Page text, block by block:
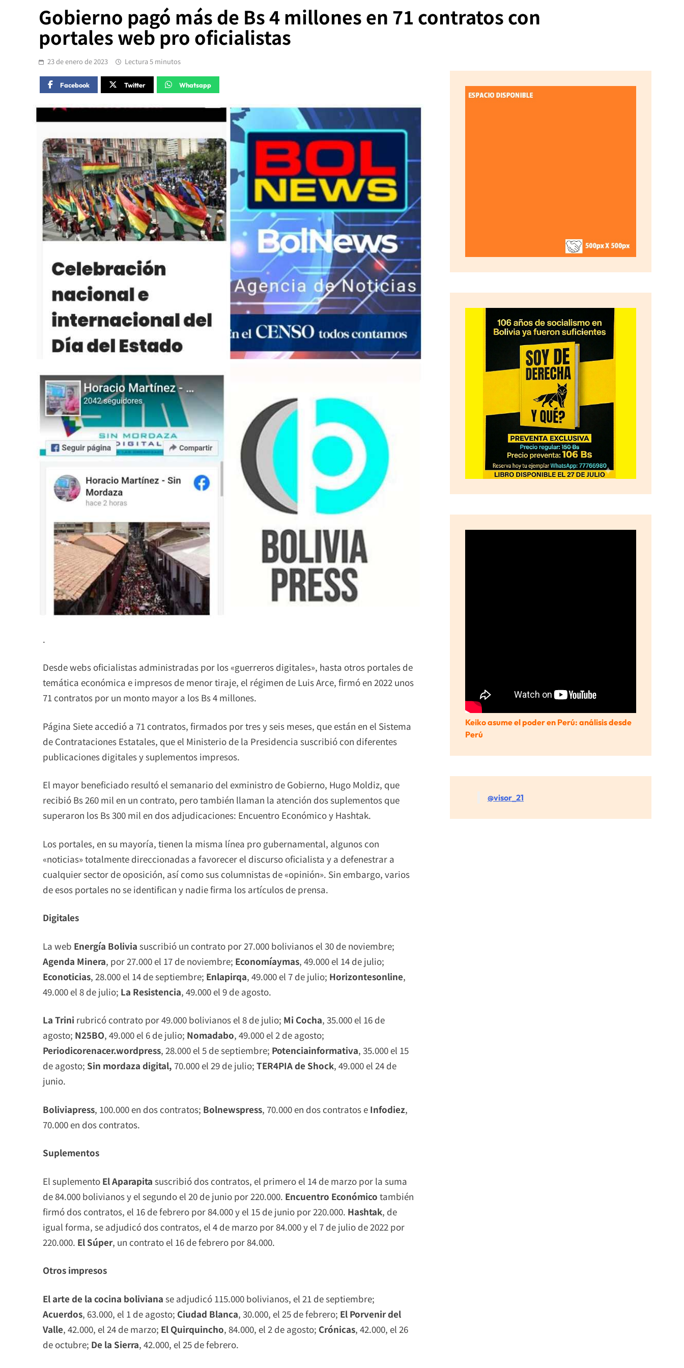
Gobierno pagó más de Bs 4 millones en 71 contratos con
portales web pro oficialistas
23 de enero de 2023 Lectura 5 minutos
Facebook Twitter Whatsapp
.
Desde webs oficialistas administradas por los «guerreros digitales», hasta otros portales de
temática económica e impresos de menor tiraje, el régimen de Luis Arce, firmó en 2022 unos
71 contratos por un monto mayor a los Bs 4 millones.
Página Siete accedió a 71 contratos, firmados por tres y seis meses, que están en el Sistema
de Contrataciones Estatales, que el Ministerio de la Presidencia suscribió con diferentes
publicaciones digitales y suplementos impresos.
El mayor beneficiado resultó el semanario del exministro de Gobierno, Hugo Moldiz, que
recibió Bs 260 mil en un contrato, pero también llaman la atención dos suplementos que
superaron los Bs 300 mil en dos adjudicaciones: Encuentro Económico y Hashtak.
Los portales, en su mayoría, tienen la misma línea pro gubernamental, algunos con
«noticias» totalmente direccionadas a favorecer el discurso oficialista y a defenestrar a
cualquier sector de oposición, así como sus columnistas de «opinión». Sin embargo, varios
de esos portales no se identifican y nadie firma los artículos de prensa.
Digitales
La web Energía Bolivia suscribió un contrato por 27.000 bolivianos el 30 de noviembre;
Agenda Minera, por 27.000 el 17 de noviembre; Economíaymas, 49.000 el 14 de julio;
Econoticias, 28.000 el 14 de septiembre; Enlapirqa, 49.000 el 7 de julio; Horizontesonline,
49.000 el 8 de julio; La Resistencia, 49.000 el 9 de agosto.
La Trini rubricó contrato por 49.000 bolivianos el 8 de julio; Mi Cocha, 35.000 el 16 de
agosto; N25BO, 49.000 el 6 de julio; Nomadabo, 49.000 el 2 de agosto;
Periodicorenacer.wordpress, 28.000 el 5 de septiembre; Potenciainformativa, 35.000 el 15
de agosto; Sin mordaza digital, 70.000 el 29 de julio; TER4PIA de Shock, 49.000 el 24 de
junio.
Boliviapress, 100.000 en dos contratos; Bolnewspress, 70.000 en dos contratos e Infodiez,
70.000 en dos contratos.
Suplementos
El suplemento El Aparapita suscribió dos contratos, el primero el 14 de marzo por la suma
de 84.000 bolivianos y el segundo el 20 de junio por 220.000. Encuentro Económico también
firmó dos contratos, el 16 de febrero por 84.000 y el 15 de junio por 220.000. Hashtak, de
igual forma, se adjudicó dos contratos, el 4 de marzo por 84.000 y el 7 de julio de 2022 por
220.000. El Súper, un contrato el 16 de febrero por 84.000.
Otros impresos
El arte de la cocina boliviana se adjudicó 115.000 bolivianos, el 21 de septiembre;
Acuerdos, 63.000, el 1 de agosto; Ciudad Blanca, 30.000, el 25 de febrero; El Porvenir del
Valle, 42.000, el 24 de marzo; El Quirquincho, 84.000, el 2 de agosto; Crónicas, 42.000, el 26
de octubre; De la Sierra, 42.000, el 25 de febrero.
Keiko asume el poder en Perú: análisis desde
Perú
@visor_21